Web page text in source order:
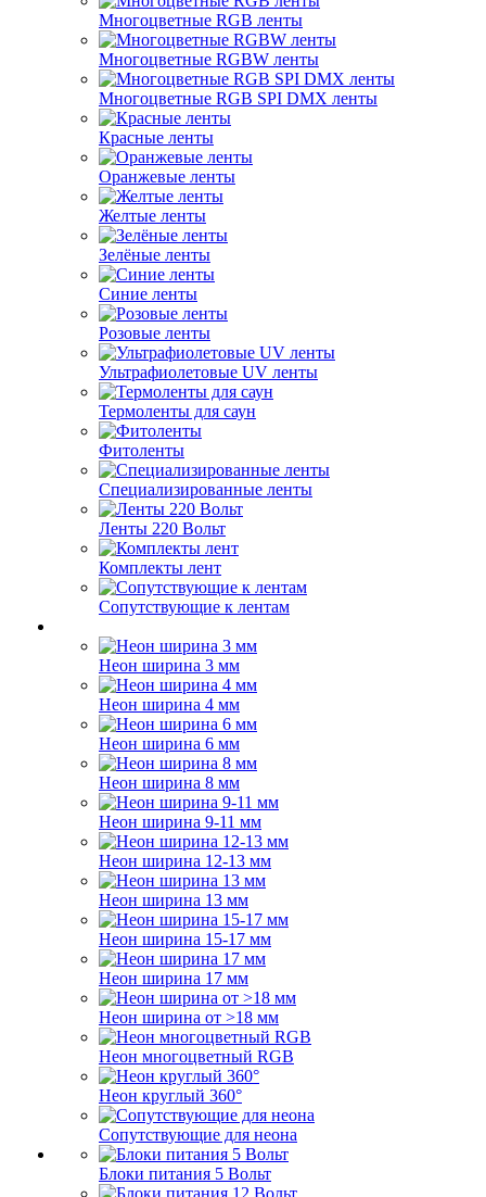
Многоцветные RGB ленты
Многоцветные RGBW ленты
Многоцветные RGB SPI DMX ленты
Красные ленты
Оранжевые ленты
Желтые ленты
Зелёные ленты
Синие ленты
Розовые ленты
Ультрафиолетовые UV ленты
Термоленты для саун
Фитоленты
Специализированные ленты
Ленты 220 Вольт
Комплекты лент
Сопутствующие к лентам
Неон ширина 3 мм
Неон ширина 4 мм
Неон ширина 6 мм
Неон ширина 8 мм
Неон ширина 9-11 мм
Неон ширина 12-13 мм
Неон ширина 13 мм
Неон ширина 15-17 мм
Неон ширина 17 мм
Неон ширина от >18 мм
Неон многоцветный RGB
Неон круглый 360°
Сопутствующие для неона
Блоки питания 5 Вольт